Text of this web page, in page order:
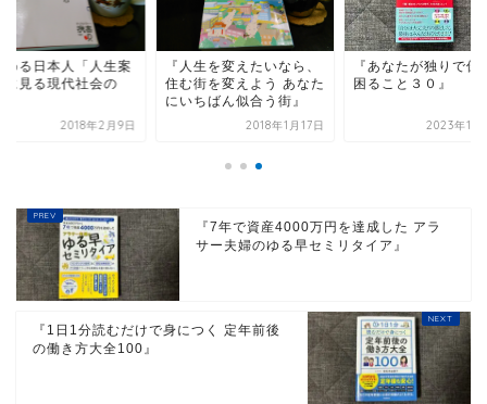
める日本人「人生案
に見る現代社会の
2018年2月9日
『人生を変えたいなら、
住む街を変えよう あなた
にいちばん似合う街』
2018年1月17日
『あなたが独りで倒
困ること３０』
2023年11
『7年で資産4000万円を達成した アラ
サー夫婦のゆる早セミリタイア』
『1日1分読むだけで身につく 定年前後
の働き方大全100』